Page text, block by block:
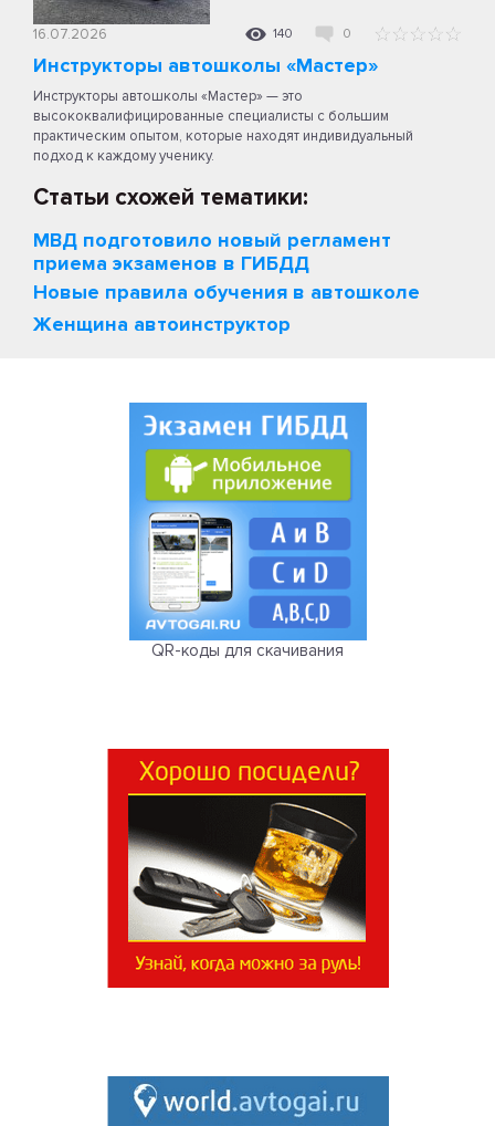
16.07.2026 140 0
Инструкторы автошколы «Мастер»
Инструкторы автошколы «Мастер» — это
высококвалифицированные специалисты с большим
практическим опытом, которые находят индивидуальный
подход к каждому ученику.
Статьи схожей тематики:
МВД подготовило новый регламент
приема экзаменов в ГИБДД
Новые правила обучения в автошколе
Женщина автоинструктор
QR-коды для скачивания